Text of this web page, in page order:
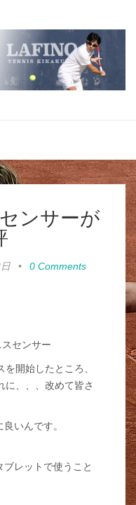
ンサーが
• 0 Comments
センサー
開始したところ、
に、、、改めて皆さ
いんです。
レットで使うこと